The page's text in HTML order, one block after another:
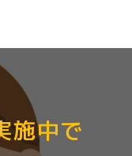
施中で